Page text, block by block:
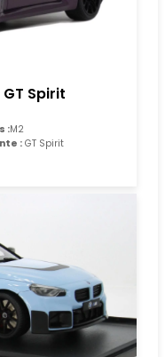
Spirit
:M2
: GT Spirit